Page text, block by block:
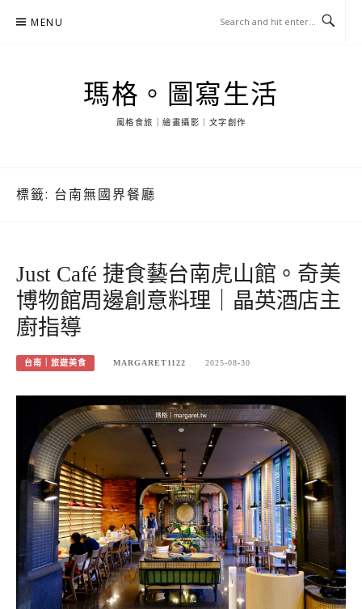
MENU
瑪格。圖寫生活
風格食旅｜繪畫攝影｜文字創作
標籤: 台南無國界餐廳
Just Café 捷食藝台南虎山館。奇美
博物館周邊創意料理｜晶英酒店主
廚指導
台南｜旅遊美食 MARGARET1122 2025-08-30